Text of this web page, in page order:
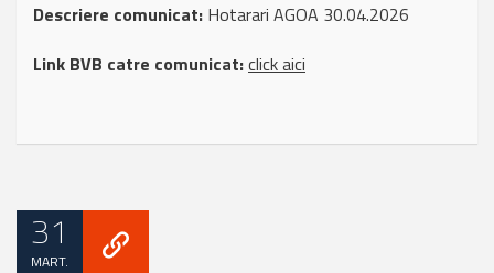
Descriere comunicat: Hotarari AGOA 30.04.2026
Link BVB catre comunicat:click aici
31
MART.